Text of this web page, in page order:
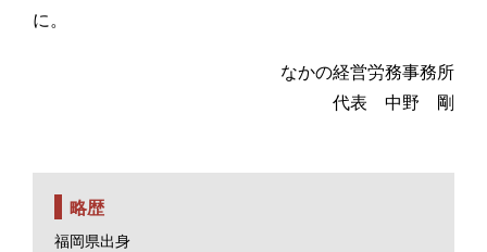
に。
なかの経営労務事務所
代表 中野 剛
略歴
福岡県出身